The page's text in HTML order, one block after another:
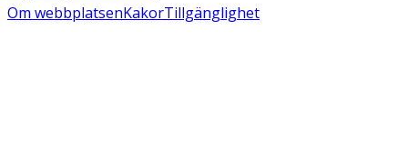
Om webbplatsenKakorTillgänglighet